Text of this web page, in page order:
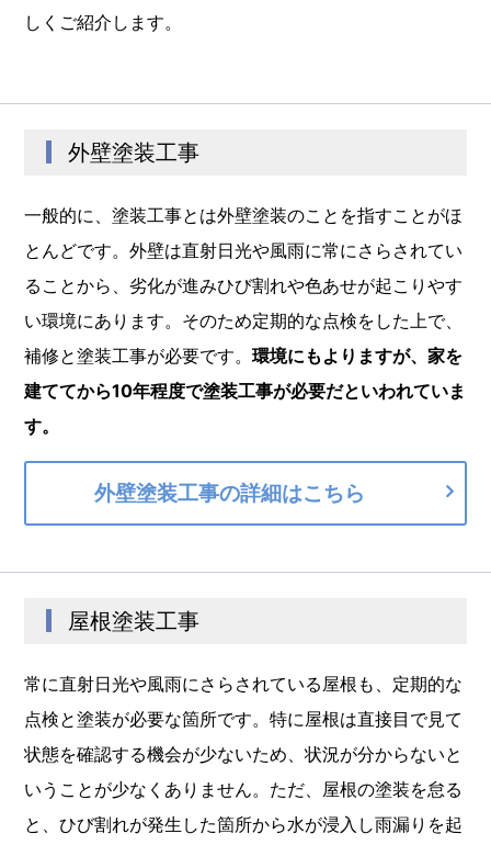
しくご紹介します。
外壁塗装工事
一般的に、塗装工事とは外壁塗装のことを指すことがほ
とんどです。外壁は直射日光や風雨に常にさらされてい
ることから、劣化が進みひび割れや色あせが起こりやす
い環境にあります。そのため定期的な点検をした上で、
補修と塗装工事が必要です。環境にもよりますが、家を
建ててから10年程度で塗装工事が必要だといわれていま
す。
外壁塗装工事の詳細はこちら
屋根塗装工事
常に直射日光や風雨にさらされている屋根も、定期的な
点検と塗装が必要な箇所です。特に屋根は直接目で見て
状態を確認する機会が少ないため、状況が分からないと
いうことが少なくありません。ただ、屋根の塗装を怠る
と、ひび割れが発生した箇所から水が浸入し雨漏りを起